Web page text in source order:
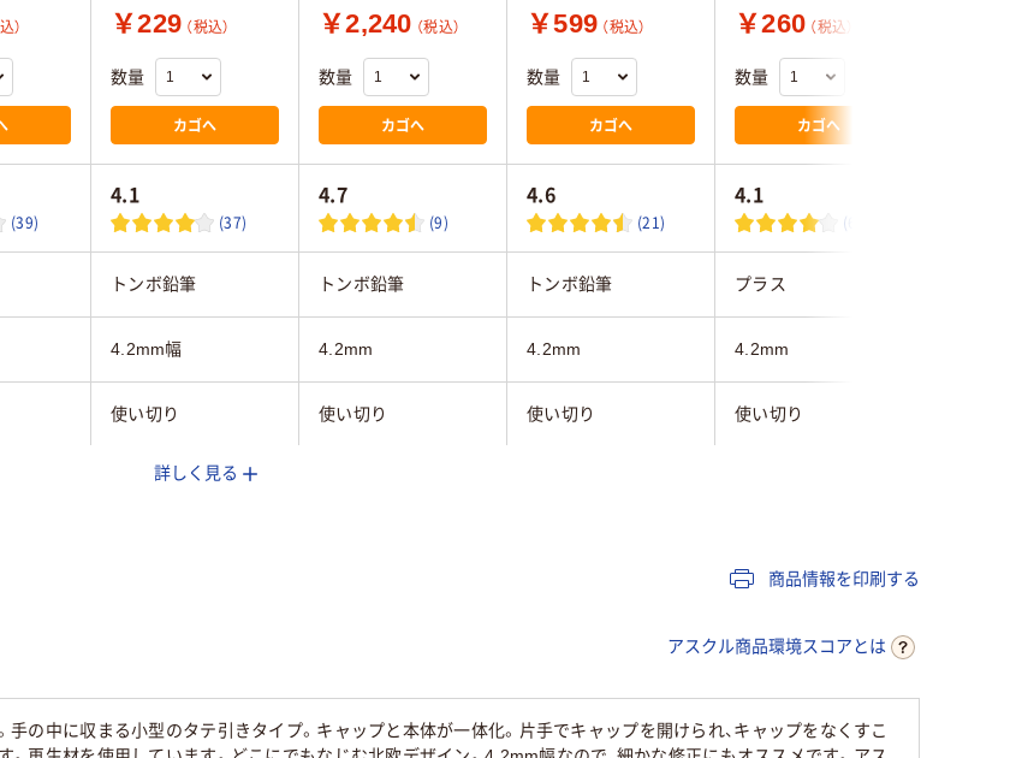
） ￥229 （税込）
数量
カゴへ
￥2,240 （税込）
数量
カゴへ
￥599 （税込）
数量
カゴへ
￥260 （税込）
数量
カゴへ
(39)
4.1
(37)
4.7
(9)
4.6
(21)
4.1
(6)
トンボ鉛筆 トンボ鉛筆 トンボ鉛筆 プラス
4.2mm幅 4.2mm 4.2mm 4.2mm
使い切り 使い切り 使い切り 使い切り
詳しく見る
商品情報を印刷する
アスクル商品環境スコアとは
手の中に収まる小型のタテ引きタイプ。キャップと本体が一体化。片手でキャップを開けられ、キャップをなくすこ